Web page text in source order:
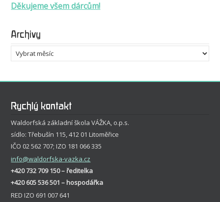
Děkujeme všem dárcům!
Archivy
Archivy
Rychlý kontakt
Waldorfská základní škola VÁŽKA, o.p.s.
sídlo: Třebušín 115, 412 01 Litoměřice
IČO 02 562 707; IZO 181 066 335
info@waldorfska-vazka.cz
+420 732 709 150 – ředitelka
+420 605 536 501 – hospodářka
RED IZO 691 007 641